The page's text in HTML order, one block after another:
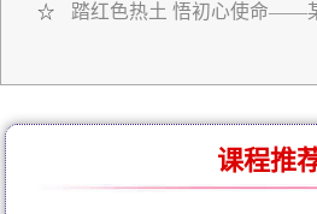
☆ 踏红色热土 悟初心使命——
课程推